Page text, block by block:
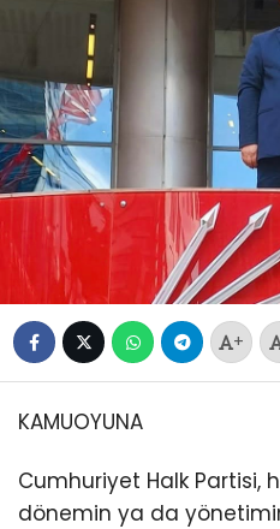
+
KAMUOYUNA
Cumhuriyet Halk Partisi,
dönemin ya da yönetimin